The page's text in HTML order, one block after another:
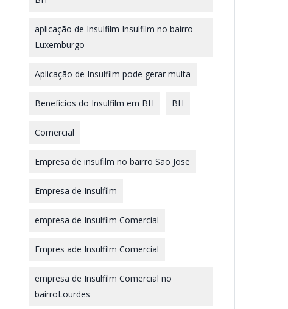
aplicação de Insulfilm Insulfilm no bairro
Luxemburgo
Aplicação de Insulfilm pode gerar multa
Benefícios do Insulfilm em BH BH
Comercial
Empresa de insufilm no bairro São Jose
Empresa de Insulfilm
empresa de Insulfilm Comercial
Empres ade Insulfilm Comercial
empresa de Insulfilm Comercial no
bairroLourdes